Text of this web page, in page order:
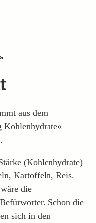
aus dem
Kohlenhydrate«
(Kohlenhydrate)
Kartoffeln, Reis.
die
Schon die
sich in den